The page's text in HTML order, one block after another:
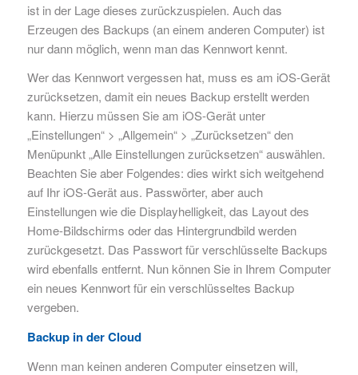
ist in der Lage dieses zurückzuspielen. Auch das
Erzeugen des Backups (an einem anderen Computer) ist
nur dann möglich, wenn man das Kennwort kennt.
Wer das Kennwort vergessen hat, muss es am iOS-Gerät
zurücksetzen, damit ein neues Backup erstellt werden
kann. Hierzu müssen Sie am iOS-Gerät unter
„Einstellungen“ > „Allgemein“ > „Zurücksetzen“ den
Menüpunkt „Alle Einstellungen zurücksetzen“ auswählen.
Beachten Sie aber Folgendes: dies wirkt sich weitgehend
auf Ihr iOS-Gerät aus. Passwörter, aber auch
Einstellungen wie die Displayhelligkeit, das Layout des
Home-Bildschirms oder das Hintergrundbild werden
zurückgesetzt. Das Passwort für verschlüsselte Backups
wird ebenfalls entfernt. Nun können Sie in Ihrem Computer
ein neues Kennwort für ein verschlüsseltes Backup
vergeben.
Backup in der Cloud
Wenn man keinen anderen Computer einsetzen will,